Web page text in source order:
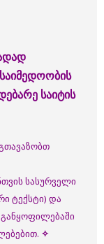
საიტის
სასურველი
ტექსტი) და
განყოფილებაში
✧